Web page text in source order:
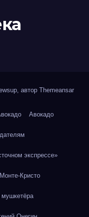
автор Themeansar
Авокадо
экспрессе»
Кристо